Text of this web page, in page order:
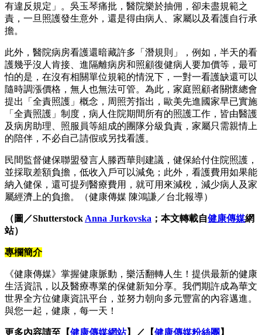
有違反規定」。吳玉琴痛批，醫院樂於抽佣，卻未盡規範之
責，一旦照護發生意外，還是得由病人、家屬以及看護自行承
擔。
此外，醫院病房看護還暗藏許多「潛規則」，例如，半天的看
護幾乎沒人肯接、進隔離病房和照顧復健病人要加價等，最可
怕的是，在沒有相關單位規範的情況下，一對一看護缺還可以
隨時調漲價格，無人也無法可管。為此，家庭照顧者關懷總會
提出「全責照護」概念，周照芳指出，歐美先進國家早已實施
「全責照護」制度，病人住院期間所有的照護工作，皆由醫護
及病房助理、照服員等組成的團隊分級負責，家屬只需親情上
的陪伴，不必自己請假或另找看護。
民間監督健保聯盟發言人滕西華則建議，健保給付住院照護，
並採取差額負擔，低收入戶可以減免；此外，看護費用如果能
納入健保，還可提列醫療費用，就可用來減稅，減少病人及家
屬經濟上的負擔。（健康傳媒 陳鴻謙／台北報導）
（圖／Shutterstock Anna Jurkovska ；本文轉載自健康傳媒網
站）
專欄簡介
《健康傳媒》掌握健康脈動，樂活翻轉人生！提供最新的健康
生活資訊，以及醫療專業的保健新知分享。我們期許成為華文
世界全方位健康資訊平台，並努力朝向多元豐富的內容邁進。
與您一起，健康，每一天！
更多內容請至【健康傳媒網站】／【健康傳媒粉絲團 】